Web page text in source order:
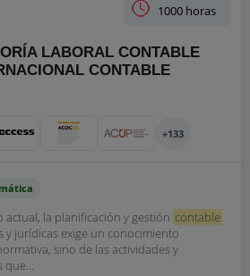
1000 horas
LABORAL CONTABLE
CONTABLE
+133
la planificación y gestión contable
y jurídicas exige un conocimiento
sino de las actividades y
que...